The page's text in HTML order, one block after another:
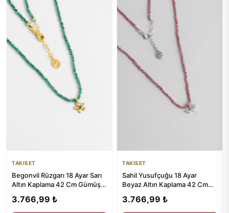
TAKISET
Begonvil Rüzgarı 18 Ayar Sarı
Altın Kaplama 42 Cm Gümüş
3.766,99 ₺
TAKISET
Sahil Yusufçuğu 18 Ayar
Beyaz Altın Kaplama 42 Cm
3.766,99 ₺